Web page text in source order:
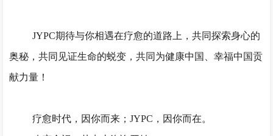
JYPC期待与你相遇在疗愈的道路上，共同探索身心的
奥秘，共同见证生命的蜕变，共同为健康中国、幸福中国贡
献力量！
疗愈时代，因你而来； JYPC，因你而在。